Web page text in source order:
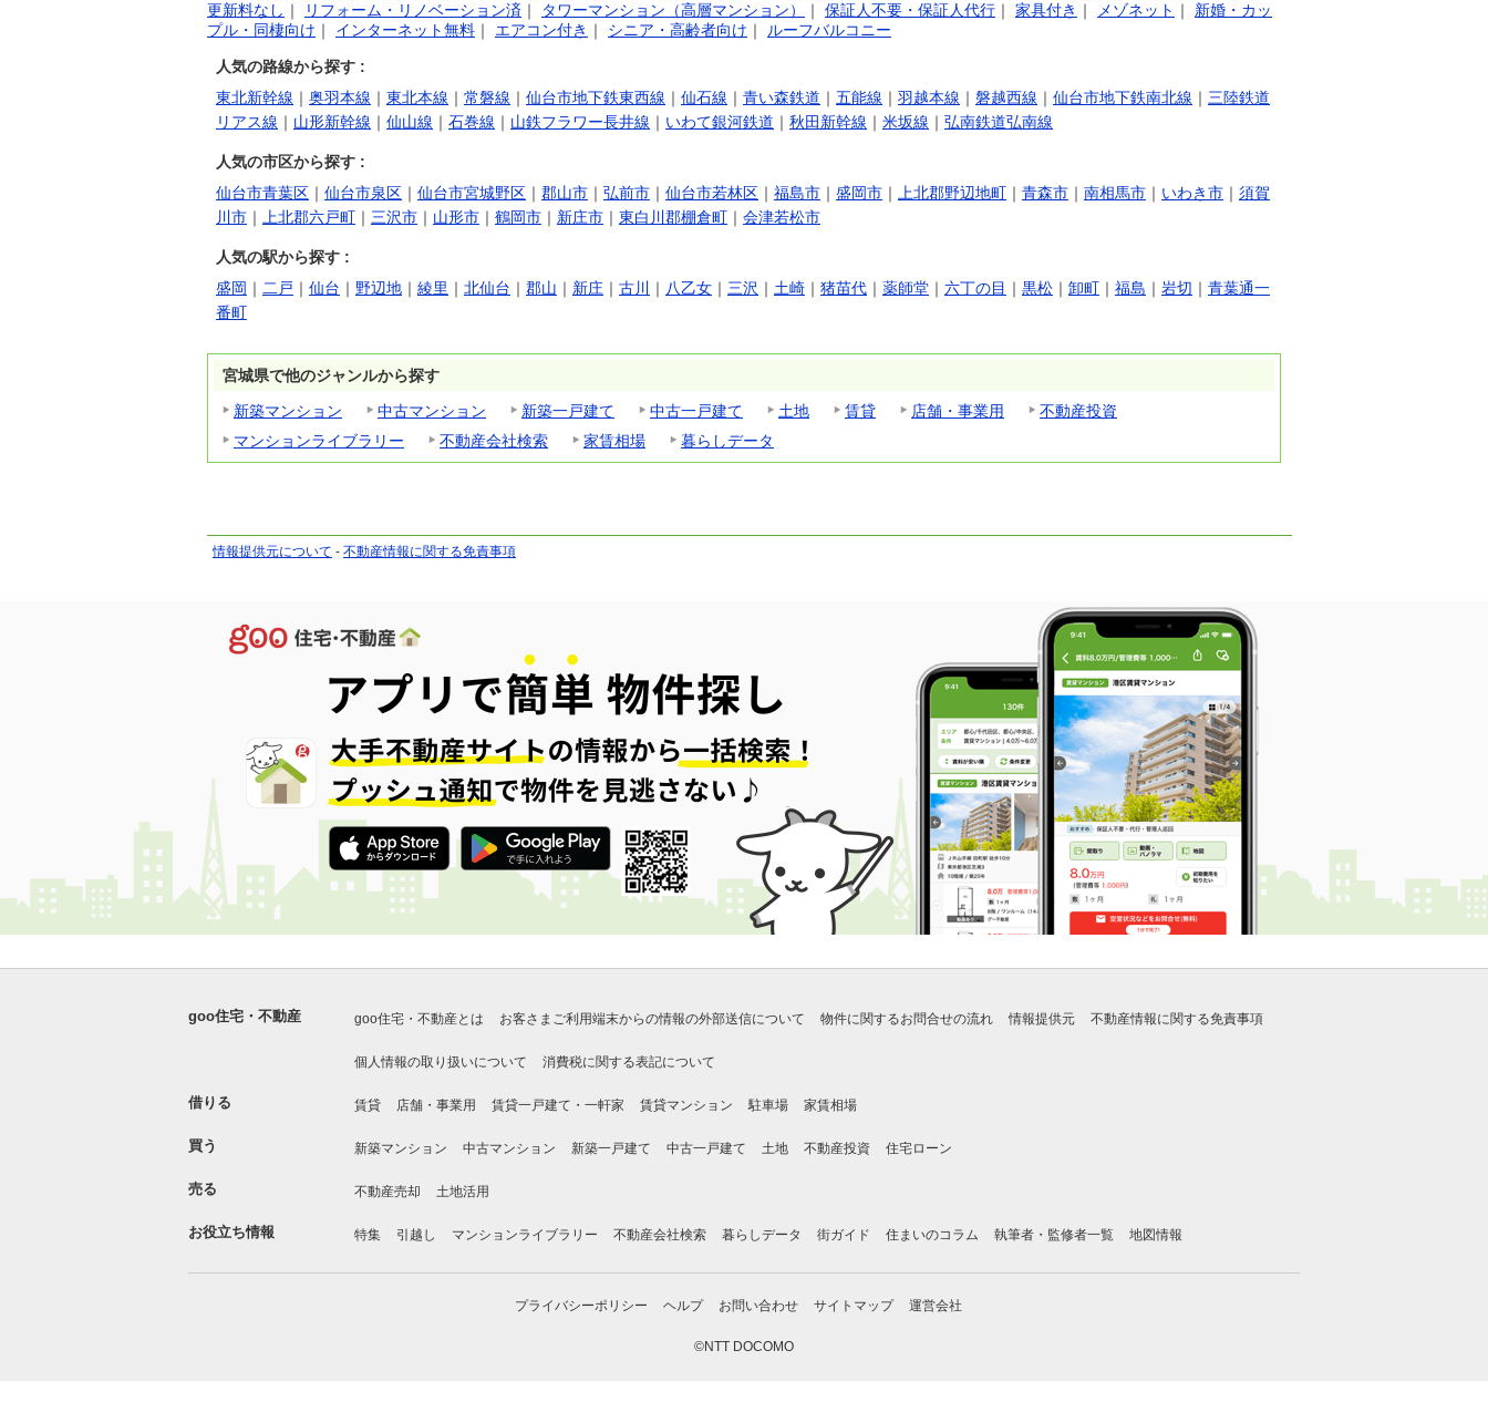
更新料なし ｜ リフォーム・リノベーション済 ｜ タワーマンション（高層マンション） ｜ 保証人不要・保証人代行 ｜ 家具付き ｜ メゾネット ｜ 新婚・カッ
プル・同棲向け ｜ インターネット無料 ｜ エアコン付き ｜ シニア・高齢者向け ｜ ルーフバルコニー
人気の路線から探す :
東北新幹線 ｜ 奥羽本線 ｜ 東北本線 ｜ 常磐線 ｜ 仙台市地下鉄東西線 ｜ 仙石線 ｜ 青い森鉄道 ｜ 五能線 ｜ 羽越本線 ｜ 磐越西線 ｜ 仙台市地下鉄南北線 ｜ 三陸鉄道
リアス線 ｜ 山形新幹線 ｜ 仙山線 ｜ 石巻線 ｜ 山鉄フラワー長井線 ｜ いわて銀河鉄道 ｜ 秋田新幹線 ｜ 米坂線 ｜ 弘南鉄道弘南線
人気の市区から探す :
仙台市青葉区 ｜ 仙台市泉区 ｜ 仙台市宮城野区 ｜ 郡山市 ｜ 弘前市 ｜ 仙台市若林区 ｜ 福島市 ｜ 盛岡市 ｜ 上北郡野辺地町 ｜ 青森市 ｜ 南相馬市 ｜ いわき市 ｜ 須賀
川市 ｜ 上北郡六戸町 ｜ 三沢市 ｜ 山形市 ｜ 鶴岡市 ｜ 新庄市 ｜ 東白川郡棚倉町 ｜ 会津若松市
人気の駅から探す :
盛岡 ｜ 二戸 ｜ 仙台 ｜ 野辺地 ｜ 綾里 ｜ 北仙台 ｜ 郡山 ｜ 新庄 ｜ 古川 ｜ 八乙女 ｜ 三沢 ｜ 土崎 ｜ 猪苗代 ｜ 薬師堂 ｜ 六丁の目 ｜ 黒松 ｜ 卸町 ｜ 福島 ｜ 岩切 ｜ 青葉通一
番町
宮城県で他のジャンルから探す
新築マンション
中古マンション 新築一戸建て 中古一戸建て 土地 賃貸 店舗・事業用
不動産投資
マンションライブラリー
不動産会社検索 家賃相場 暮らしデータ
情報提供元について - 不動産情報に関する免責事項
goo住宅・不動産 goo住宅・不動産とは お客さまご利用端末からの情報の外部送信について 物件に関するお問合せの流れ 情報提供元 不動産情報に関する免責事項
個人情報の取り扱いについて 消費税に関する表記について
借りる 賃貸 店舗・事業用 賃貸一戸建て・一軒家 賃貸マンション 駐車場 家賃相場
買う 新築マンション 中古マンション 新築一戸建て 中古一戸建て 土地 不動産投資 住宅ローン
売る 不動産売却 土地活用
お役立ち情報 特集 引越し マンションライブラリー 不動産会社検索 暮らしデータ 街ガイド 住まいのコラム 執筆者・監修者一覧 地図情報
プライバシーポリシー ヘルプ お問い合わせ サイトマップ 運営会社
©NTT DOCOMO